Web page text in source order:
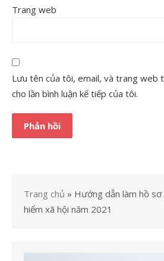
Trang web
Lưu tên của tôi, email, và trang web
cho lần bình luận kế tiếp của tôi.
Trang chủ » Hướng dẫn làm hồ sơ
hiểm xã hội năm 2021